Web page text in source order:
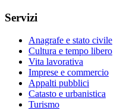
Servizi
Anagrafe e stato civile
Cultura e tempo libero
Vita lavorativa
Imprese e commercio
Appalti pubblici
Catasto e urbanistica
Turismo